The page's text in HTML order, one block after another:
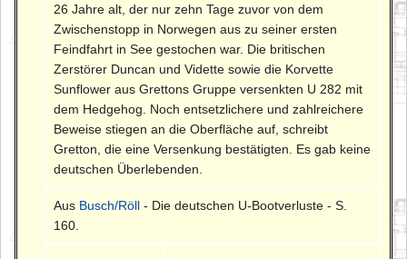
26 Jahre alt, der nur zehn Tage zuvor von dem
Zwischenstopp in Norwegen aus zu seiner ersten
Feindfahrt in See gestochen war. Die britischen
Zerstörer Duncan und Vidette sowie die Korvette
Sunflower aus Grettons Gruppe versenkten U 282 mit
dem Hedgehog. Noch entsetzlichere und zahlreichere
Beweise stiegen an die Oberfläche auf, schreibt
Gretton, die eine Versenkung bestätigten. Es gab keine
deutschen Überlebenden.
Aus Busch/Röll - Die deutschen U-Bootverluste - S.
160.